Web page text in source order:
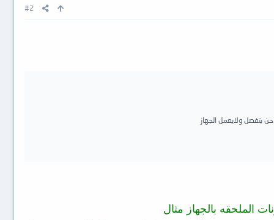
#2
بتفصل ولايعمل الجهاز
الملحقه بالجهاز مثال